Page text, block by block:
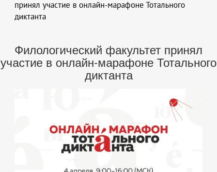
принял участие в онлайн-марафоне Тотального
диктанта
Филологический факультет принял
участие в онлайн-марафоне Тотального
диктанта